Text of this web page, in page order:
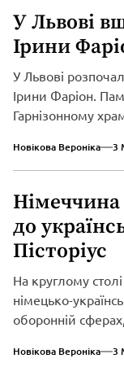
У Львові
Ірини
У Львові
Ірини Фаріон.
Гарнізонному
Новікова Вероніка 3
до
Пісторіус
На круглому
німецько-
оборонній
Новікова Вероніка 3